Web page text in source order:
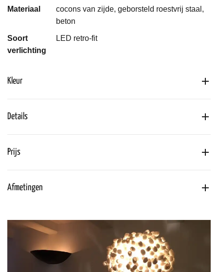
Materiaal
cocons van zijde, geborsteld roestvrij staal,
beton
Soort
verlichting
LED retro-fit
Kleur
Details
Prijs
Afmetingen